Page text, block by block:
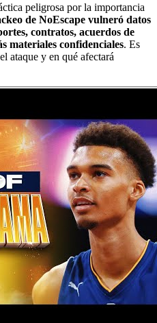
peligrosa por la importancia
de NoEscape vulneró datos
contratos, acuerdos de
materiales confidenciales. Es
ataque y en qué afectará